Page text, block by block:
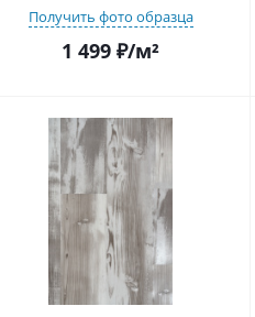
Получить фото образца
1 499 ₽/м²